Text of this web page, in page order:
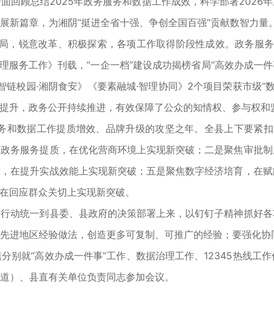
篇章，为湘阴“挺进全省十强、争创全国百强”贡献数智力量
意改革、积极探索，各项工作取得阶段性成效。政务服务
务工作》刊载，“一企一档”建设成功揭榜省局“高效办成一
校园·湘阴食安》《要素融城·智理协同》2个项目荣获市级“
，政务公开持续推进，有效保障了公众的知情权、参与权和
据工作提质增效、品牌升级的攻坚之年。全县上下要紧扣
务服务提质，在优化营商环境上实现新突破；二是聚焦审批
在提升实战效能上实现新突破；五是聚焦数字经济培育，在
应群众关切上实现新突破。
统一到县委、县政府的决策部署上来，以钉钉子精神抓好
地区经验做法，创造更多可复制、可推广的经验；要强化协
就“高效办成一件事”工作、数据治理工作、12345热线工
）、县直有关单位负责同志参加会议。